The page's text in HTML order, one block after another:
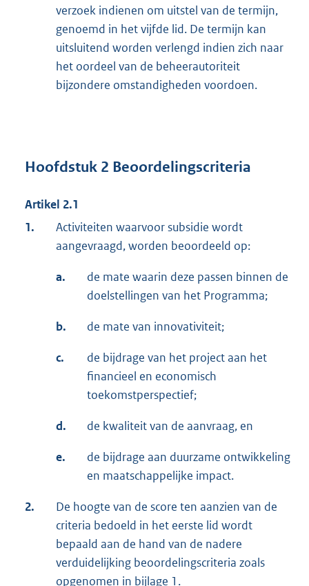
verzoek indienen om uitstel van de termijn,
genoemd in het vijfde lid. De termijn kan
uitsluitend worden verlengd indien zich naar
het oordeel van de beheerautoriteit
bijzondere omstandigheden voordoen.
Hoofdstuk 2 Beoordelingscriteria
Artikel 2.1
1.
Activiteiten waarvoor subsidie wordt
aangevraagd, worden beoordeeld op:
a.
de mate waarin deze passen binnen de
doelstellingen van het Programma;
b. de mate van innovativiteit;
c.
de bijdrage van het project aan het
financieel en economisch
toekomstperspectief;
d. de kwaliteit van de aanvraag, en
e.
de bijdrage aan duurzame ontwikkeling
en maatschappelijke impact.
2.
De hoogte van de score ten aanzien van de
criteria bedoeld in het eerste lid wordt
bepaald aan de hand van de nadere
verduidelijking beoordelingscriteria zoals
opgenomen in bijlage 1.